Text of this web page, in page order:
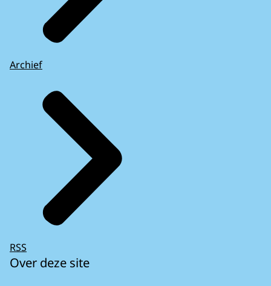
Archief
RSS
Over deze site